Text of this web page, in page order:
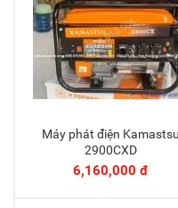
Thêm vào giỏ
Máy phát điện Kamastsu
2900CXD
6,160,000 đ